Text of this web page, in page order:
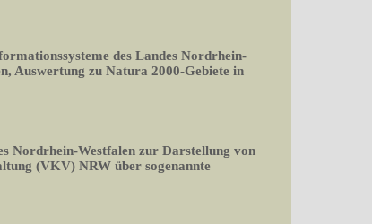
des Landes Nordrhein-
Auswertung zu Natura 2000-Gebiete in
Nordrhein-Westfalen zur Darstellung von
(VKV) NRW über sogenannte